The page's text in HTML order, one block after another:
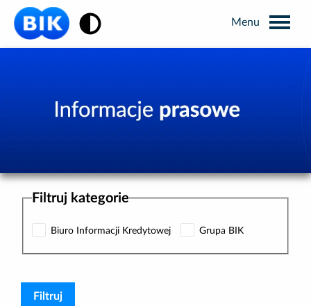
Zmiana kontrastu
Publikacje BIK
Filtruj kategorie
Biuro Informacji Kredytowej Grupa BIK